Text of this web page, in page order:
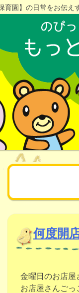
育園】の日常をお伝え
何度開
金曜日のお店屋
お店屋さんごっ